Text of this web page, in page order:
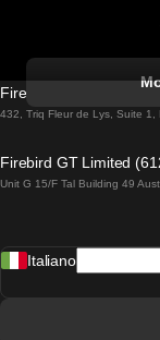
Firebird GT Limited
432, Triq Fleur de Lys, Suite 1,
Firebird GT Limited
Unit G 15/F Tal Building 49
Italiano